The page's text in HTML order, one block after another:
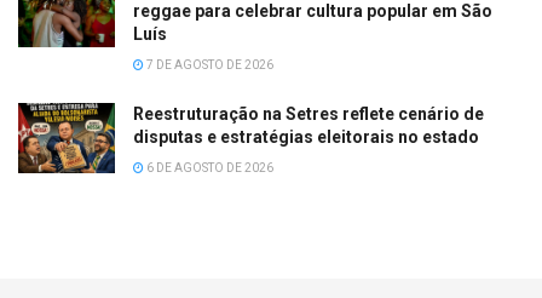
reggae para celebrar cultura popular em São
Luís
7 DE AGOSTO DE 2026
Reestruturação na Setres reflete cenário de
disputas e estratégias eleitorais no estado
6 DE AGOSTO DE 2026